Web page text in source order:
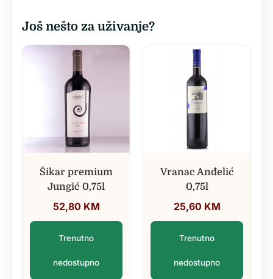
Još nešto za uživanje?
Šikar premium
Jungić 0,75l
52,80 KM
Trenutno
nedostupno
Vranac Anđelić
0,75l
25,60 KM
Trenutno
nedostupno